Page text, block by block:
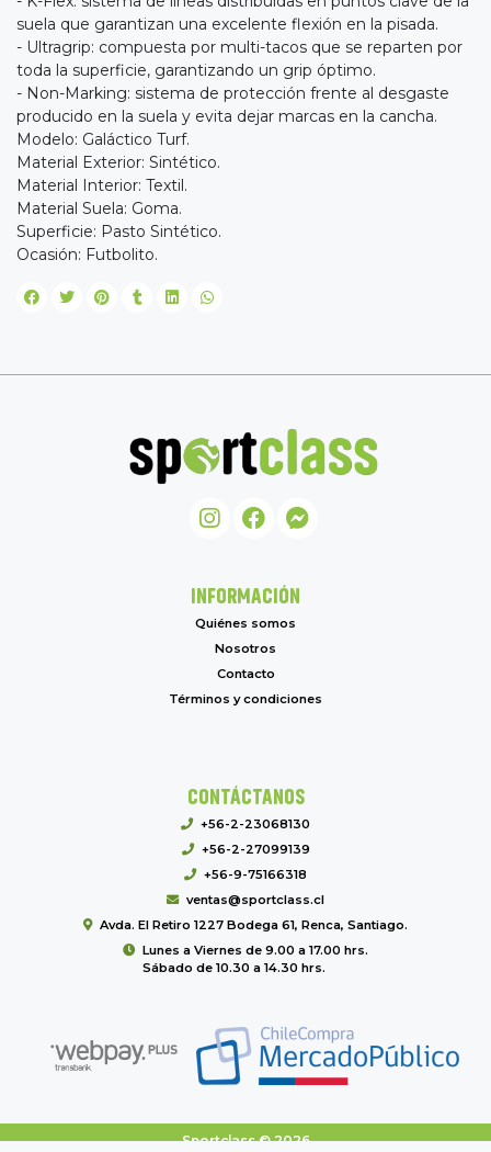
suela que garantizan una excelente flexión en la pisada.
- Ultragrip: compuesta por multi-tacos que se reparten por
toda la superficie, garantizando un grip óptimo.
- Non-Marking: sistema de protección frente al desgaste
producido en la suela y evita dejar marcas en la cancha.
Modelo: Galáctico Turf.
Material Exterior: Sintético.
Material Interior: Textil.
Material Suela: Goma.
Superficie: Pasto Sintético.
Ocasión: Futbolito.
INFORMACIÓN
Quiénes somos
Nosotros
Contacto
Términos y condiciones
CONTÁCTANOS
+56-2-23068130
+56-2-27099139
+56-9-75166318
ventas@sportclass.cl
Avda. El Retiro 1227 Bodega 61, Renca, Santiago.
Lunes a Viernes de 9.00 a 17.00 hrs.
Sábado de 10.30 a 14.30 hrs.
Sportclass © 2026